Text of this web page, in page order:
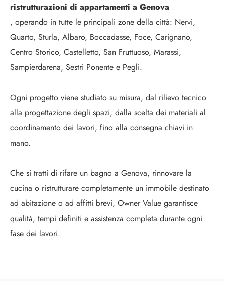
ristrutturazioni di appartamenti a Genova
, operando in tutte le principali zone della città: Nervi,
Quarto, Sturla, Albaro, Boccadasse, Foce, Carignano,
Centro Storico, Castelletto, San Fruttuoso, Marassi,
Sampierdarena, Sestri Ponente e Pegli.
Ogni progetto viene studiato su misura, dal rilievo tecnico
alla progettazione degli spazi, dalla scelta dei materiali al
coordinamento dei lavori, fino alla consegna chiavi in
mano.
Che si tratti di rifare un bagno a Genova, rinnovare la
cucina o ristrutturare completamente un immobile destinato
ad abitazione o ad affitti brevi, Owner Value garantisce
qualità, tempi definiti e assistenza completa durante ogni
fase dei lavori.